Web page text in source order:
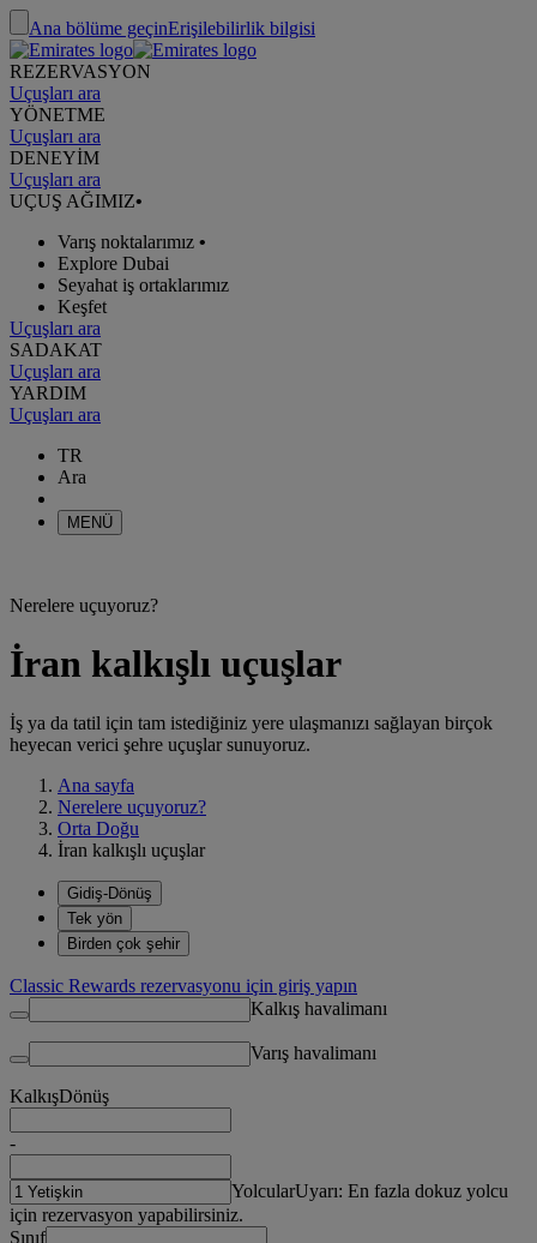
Ana bölüme geçinErişilebilirlik bilgisi
REZERVASYON
Uçuşları ara
YÖNETME
Uçuşları ara
DENEYİM
Uçuşları ara
UÇUŞ AĞIMIZ•
Varış noktalarımız •
Explore Dubai
Seyahat iş ortaklarımız
Keşfet
Uçuşları ara
SADAKAT
Uçuşları ara
YARDIM
Uçuşları ara
TR
Ara
MENÜ
Nerelere uçuyoruz?
İran kalkışlı uçuşlar
İş ya da tatil için tam istediğiniz yere ulaşmanızı sağlayan birçok
heyecan verici şehre uçuşlar sunuyoruz.
Ana sayfa
Nerelere uçuyoruz?
Orta Doğu
İran kalkışlı uçuşlar
Gidiş-Dönüş
Tek yön
Birden çok şehir
Classic Rewards rezervasyonu için giriş yapın
Kalkış havalimanı
Varış havalimanı
KalkışDönüş
-
YolcularUyarı: En fazla dokuz yolcu
için rezervasyon yapabilirsiniz.
Sınıf